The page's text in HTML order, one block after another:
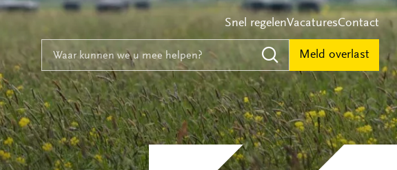
Naar inhoud
Naar navigatie
Snel regelenVacaturesContact
Waar kunnen we u mee helpen?
Zoeken
Meld overlast